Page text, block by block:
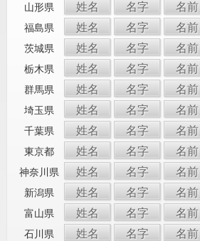
山形県 姓名 名字 名前
福島県 姓名 名字 名前
茨城県 姓名 名字 名前
栃木県 姓名 名字 名前
群馬県 姓名 名字 名前
埼玉県 姓名 名字 名前
千葉県 姓名 名字 名前
東京都 姓名 名字 名前
神奈川県 姓名 名字 名前
新潟県 姓名 名字 名前
富山県 姓名 名字 名前
石川県 姓名 名字 名前